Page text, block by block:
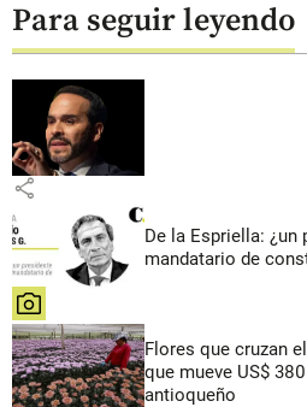
Para seguir leyendo
share
De la Espriella: ¿un
mandatario de
share
Flores que cruzan
que mueve US$
antioqueño